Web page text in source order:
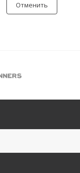
Отменить